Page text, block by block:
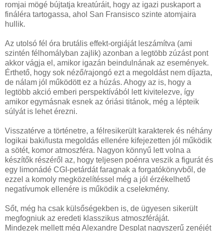
romjai mögé bújtatja kreatúráit, hogy az igazi puskaport a
fináléra tartogassa, ahol San Fransisco szinte atomjaira
hullik.
Az utolsó fél óra brutális effekt-orgiáját leszámítva (ami
szintén félhomályban zajlik) azonban a legtöbb zúzást pont
akkor vágja el, amikor igazán beindulnának az események.
Érthető, hogy sok néző/rajongó ezt a megoldást nem díjazta,
de nálam jól működött ez a húzás. Ahogy az is, hogy a
legtöbb akció emberi perspektívából lett kivitelezve, így
amikor egymásnak esnek az óriási titánok, még a lépteik
súlyát is lehet érezni.
Visszatérve a történetre, a félresikerült karakterek és néhány
logikai baki/lusta megoldás ellenére kifejezetten jól működik
a sötét, komor atmoszféra. Nagyon könnyű lett volna a
készítők részéről az, hogy teljesen poénra veszik a figurát és
egy limonádé CGI-petárdát faragnak a forgatókönyvből, de
ezzel a komoly megközelítéssel még a jól érzékelhető
negatívumok ellenére is működik a cselekmény.
Sőt, még ha csak külsőségekben is, de ügyesen sikerült
megfogniuk az eredeti klasszikus atmoszféráját.
Mindezek mellett még Alexandre Desplat nagyszerű zenéjét